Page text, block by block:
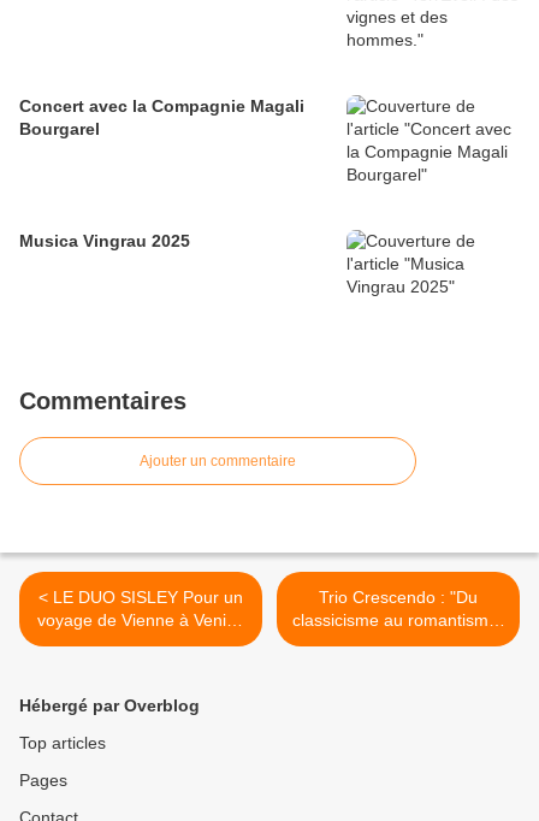
Concert avec la Compagnie Magali
Bourgarel
Musica Vingrau 2025
Commentaires
Ajouter un commentaire
< LE DUO SISLEY Pour un
voyage de Vienne à Venise
ce jeudi 12 Août à Lamalou
Trio Crescendo : "Du
classicisme au romantisme"
>
Hébergé par Overblog
Top articles
Pages